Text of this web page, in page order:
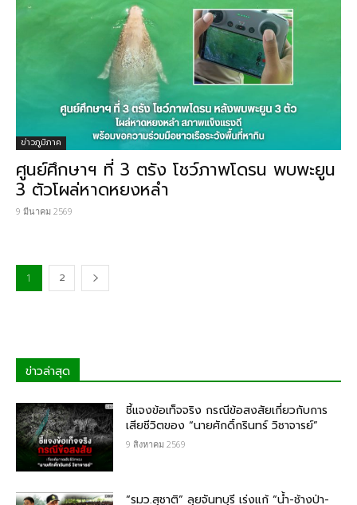
ข่าวภูมิภาค
ศูนย์ศึกษาฯ ที่ 3 ตรัง โชว์ภาพโดรน พบพะยูน
3 ตัวโผล่หาดหยงหลำ
9 มีนาคม 2569
1 2
ข่าวล่าสุด
ชี้แจงข้อเท็จจริง กรณีข้อสงสัยเกี่ยวกับการ
เสียชีวิตของ “นายศักดิ์กรินทร์ วิชาจารย์”
9 สิงหาคม 2569
“รมว.สุชาติ” ลุยจันทบุรี เร่งแก้ “น้ำ-ช้างป่า-